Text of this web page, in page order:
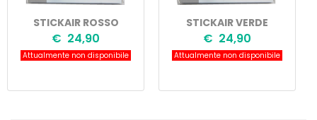
STICKAIR ROSSO
€ 24,90
Attualmente non disponibile
STICKAIR VERDE
€ 24,90
Attualmente non disponibile